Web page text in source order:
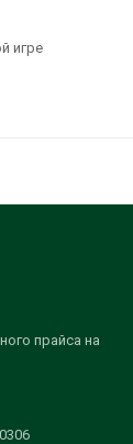
игре
прайса на